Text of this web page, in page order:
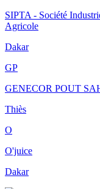
SIPTA - Société
Agricole
Dakar
GP
GENECOR POUT
Thiès
O
O'juice
Dakar